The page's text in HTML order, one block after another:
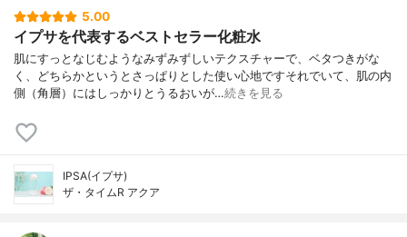
5.00
イプサを代表するベストセラー化粧水
肌にすっとなじむようなみずみずしいテクスチャーで、ベタつきがな
く、どちらかというとさっぱりとした使い心地ですそれでいて、肌の内
側（角層）にはしっかりとうるおいが…続きを見る
IPSA(イプサ)
ザ・タイムR アクア